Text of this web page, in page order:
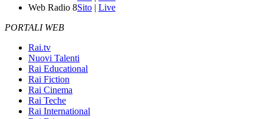
Web Radio 8Sito | Live
PORTALI WEB
Rai.tv
Nuovi Talenti
Rai Educational
Rai Fiction
Rai Cinema
Rai Teche
Rai International